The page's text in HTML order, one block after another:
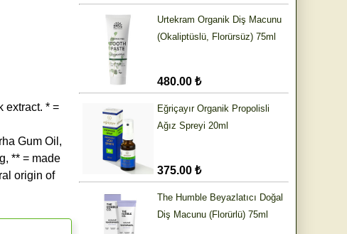
extract. * =
Gum Oil,
** = made
origin of
Urtekram Organik Diş Macunu
(Okaliptüslü, Florürsüz) 75ml
480.00 ₺
Eğriçayır Organik Propolisli
Ağız Spreyi 20ml
375.00 ₺
The Humble Beyazlatıcı Doğal
Diş Macunu (Florürlü) 75ml